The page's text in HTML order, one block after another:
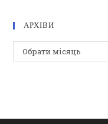
АРХІВИ
Архіви
Обрати місяць